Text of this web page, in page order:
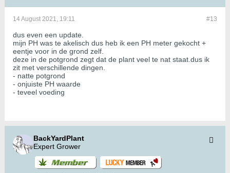
#13
14 August 2021, 19:11
dus even een update.
mijn PH was te akelisch dus heb ik een PH meter gekocht +
eentje voor in de grond zelf.
deze in de potgrond zegt dat de plant veel te nat staat.dus ik
zit met verschillende dingen.
- natte potgrond
- onjuiste PH waarde
- teveel voeding
BackYardPlant
Expert Grower